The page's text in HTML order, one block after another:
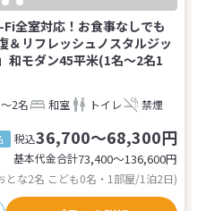
Fi全室対応！お食事なしでも
リフレッシュノスタルジッ
和モダン45平米(1名～2名1
2名 和室 トイレ 禁煙
税込36,700～68,300円
基本代金合計73,400〜136,600円
とな2名 こども0名・1部屋/1泊2日)